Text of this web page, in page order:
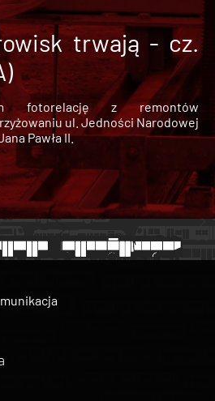
trwają - cz.
fotorelację z remontów
ul. Jedności Narodowej
Pawła II.